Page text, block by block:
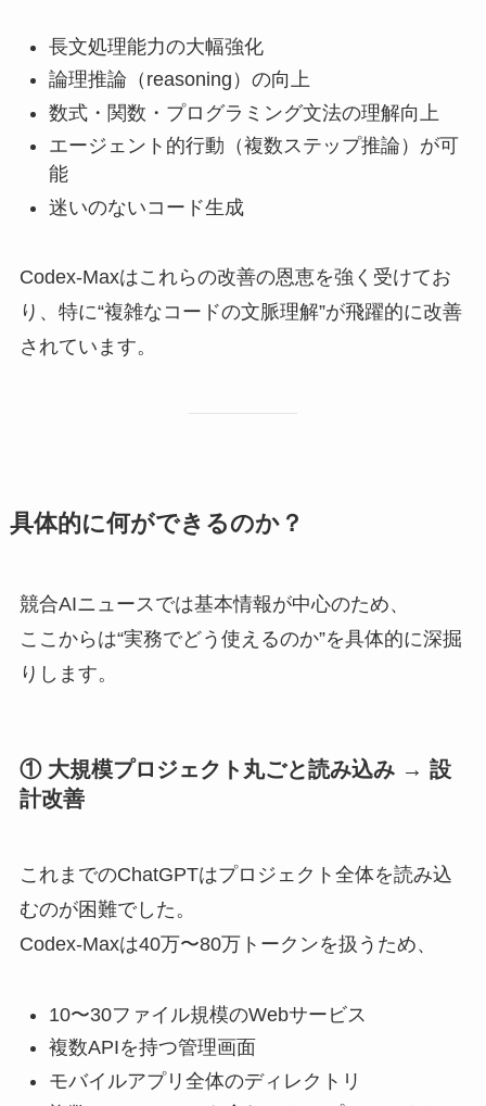
長文処理能力の大幅強化
論理推論（reasoning）の向上
数式・関数・プログラミング文法の理解向上
エージェント的行動（複数ステップ推論）が可
能
迷いのないコード生成
Codex-Maxはこれらの改善の恩恵を強く受けてお
り、特に“複雑なコードの文脈理解”が飛躍的に改善
されています。
具体的に何ができるのか？
競合AIニュースでは基本情報が中心のため、
ここからは“実務でどう使えるのか”を具体的に深掘
りします。
① 大規模プロジェクト丸ごと読み込み → 設
計改善
これまでのChatGPTはプロジェクト全体を読み込
むのが困難でした。
Codex-Maxは40万〜80万トークンを扱うため、
10〜30ファイル規模のWebサービス
複数APIを持つ管理画面
モバイルアプリ全体のディレクトリ